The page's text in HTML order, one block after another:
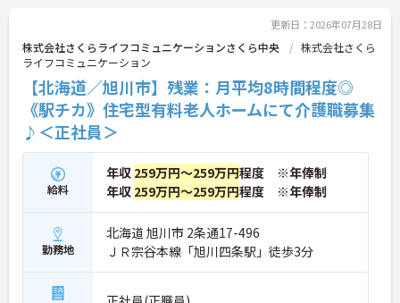
更新日：2026年07月28日
株式会社さくらライフコミュニケーションさくら中央
株式会社さくら
ライフコミュニケーション
【北海道／旭川市】残業：月平均8時間程度◎
《駅チカ》住宅型有料老人ホームにて介護職募集
♪＜正社員＞
給料
年収 259万円～259万円程度 ※年俸制
年収 259万円～259万円程度 ※年俸制
勤務地
北海道 旭川市 2条通17-496
ＪＲ宗谷本線「旭川四条駅」徒歩3分